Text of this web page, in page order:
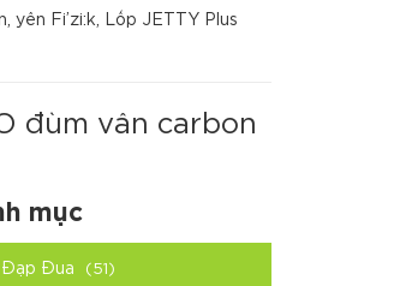
yên Fi’zi:k, Lốp JETTY Plus
đùm vân carbon
mục
Đạp Đua (51)